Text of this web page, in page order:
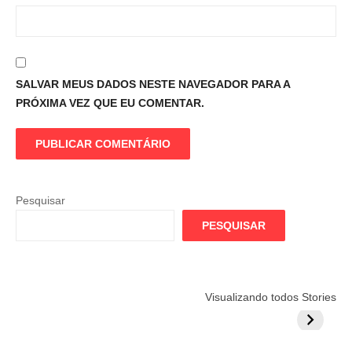
SALVAR MEUS DADOS NESTE NAVEGADOR PARA A
PRÓXIMA VEZ QUE EU COMENTAR.
Pesquisar
PESQUISAR
Visualizando todos Stories
do